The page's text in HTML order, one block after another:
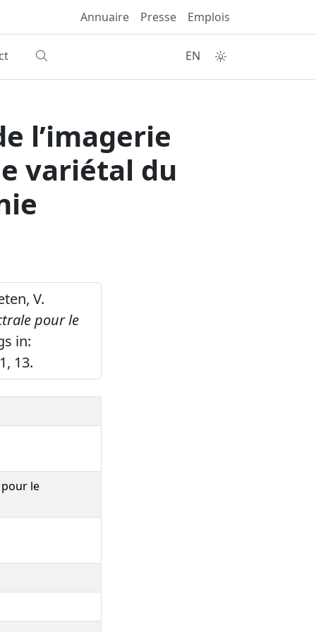
Annuaire Presse Emplois
EN
l’imagerie
variétal du
V.
pour le
in:
13.
le